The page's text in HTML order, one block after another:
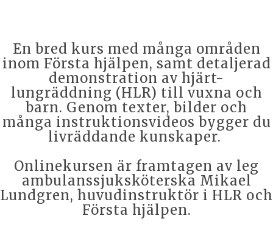
En bred kurs med många områden
inom Första hjälpen, samt detaljerad
demonstration av hjärt-
lungräddning (HLR) till vuxna och
barn. Genom texter, bilder och
många instruktionsvideos bygger du
livräddande kunskaper.
Onlinekursen är framtagen av leg
ambulanssjuksköterska Mikael
Lundgren, huvudinstruktör i HLR och
Första hjälpen.